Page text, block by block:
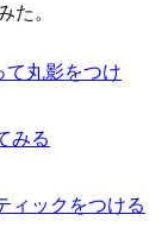
た。
て丸影をつけ
みる
ィックをつける